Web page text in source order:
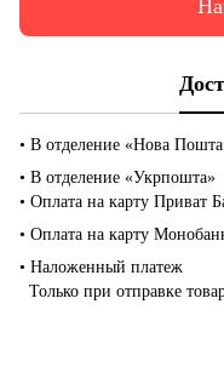
• В отделение «Нова
• В отделение «Укрпошта»
• Оплата на карту Приват
• Оплата на карту
• Наложенный платеж
Только при отправке